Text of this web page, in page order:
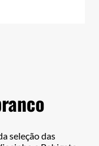
seleção das